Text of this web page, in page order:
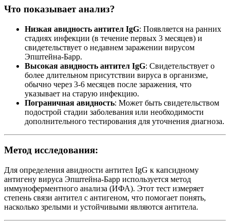
Что показывает анализ?
Низкая авидность антител IgG: Появляется на ранних
стадиях инфекции (в течение первых 3 месяцев) и
свидетельствует о недавнем заражении вирусом
Эпштейна-Барр.
Высокая авидность антител IgG: Свидетельствует о
более длительном присутствии вируса в организме,
обычно через 3-6 месяцев после заражения, что
указывает на старую инфекцию.
Пограничная авидность: Может быть свидетельством
подострой стадии заболевания или необходимости
дополнительного тестирования для уточнения диагноза.
Метод исследования:
Для определения авидности антител IgG к капсидному
антигену вируса Эпштейна-Барр используется метод
иммуноферментного анализа (ИФА). Этот тест измеряет
степень связи антител с антигеном, что помогает понять,
насколько зрелыми и устойчивыми являются антитела.